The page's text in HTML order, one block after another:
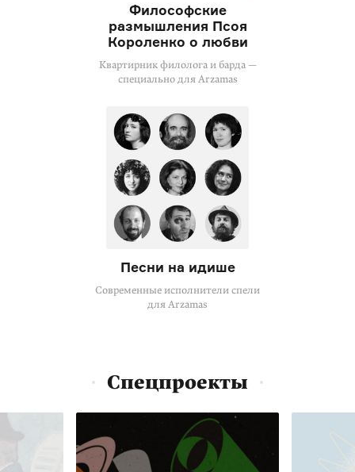
Философские
размышления Псоя
Короленко о любви
Квартирник филолога и барда —
специально для Arzamas
Песни на идише
Современные исполнители спели
для Arzamas
Спецпроекты